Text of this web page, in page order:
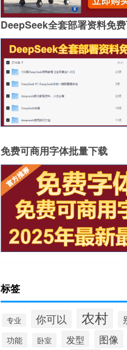
DeepSeek全套部署资料免
免费可商用字体批量下载
标签
专业 你可以 农村
功能 卧室 发型 图像